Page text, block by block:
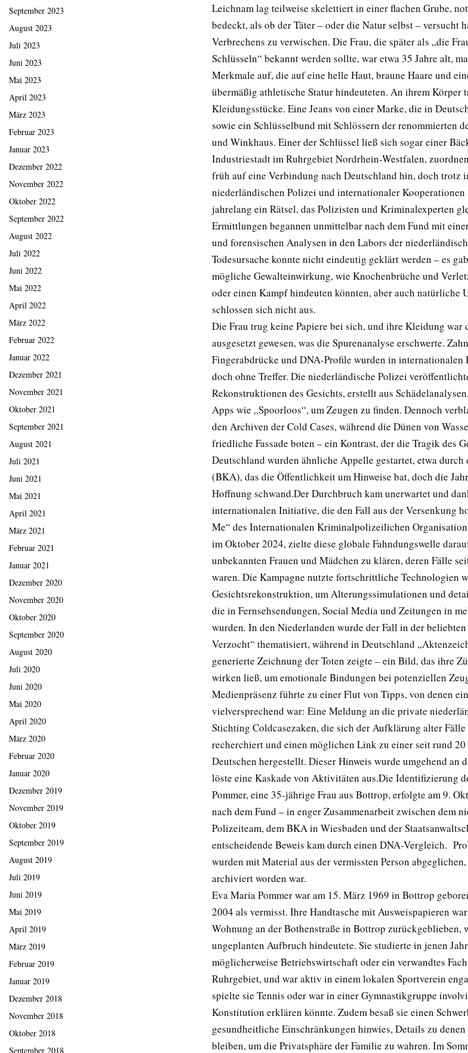
Leichnam lag teilweise skelettiert in einer flachen Grube,
bedeckt, als ob der Täter – oder die Natur selbst – versucht
Verbrechens zu verwischen. Die Frau, die später als „die
Schlüsseln“ bekannt werden sollte, war etwa 35 Jahre alt,
Merkmale auf, die auf eine helle Haut, braune Haare und
übermäßig athletische Statur hindeuteten. An ihrem Körper
Kleidungsstücke. Eine Jeans von einer Marke, die in
sowie ein Schlüsselbund mit Schlössern der renommierten
und Winkhaus. Einer der Schlüssel ließ sich sogar einer
Industriestadt im Ruhrgebiet Nordrhein-Westfalen,
früh auf eine Verbindung nach Deutschland hin, doch trotz
niederländischen Polizei und internationaler
jahrelang ein Rätsel, das Polizisten und Kriminalexperten
Ermittlungen begannen unmittelbar nach dem Fund mit
und forensischen Analysen in den Labors der
Todesursache konnte nicht eindeutig geklärt werden – es
mögliche Gewalteinwirkung, wie Knochenbrüche und
oder einen Kampf hindeuten könnten, aber auch natürliche
schlossen sich nicht aus.
Die Frau trug keine Papiere bei sich, und ihre Kleidung war
ausgesetzt gewesen, was die Spurenanalyse erschwerte.
Fingerabdrücke und DNA-Profile wurden in internationalen
doch ohne Treffer. Die niederländische Polizei
Rekonstruktionen des Gesichts, erstellt aus
Apps wie „Spoorloos“, um Zeugen zu finden. Dennoch
den Archiven der Cold Cases, während die Dünen von
friedliche Fassade boten – ein Kontrast, der die Tragik des
Deutschland wurden ähnliche Appelle gestartet, etwa
(BKA), das die Öffentlichkeit um Hinweise bat, doch die
Hoffnung schwand.Der Durchbruch kam unerwartet und
internationalen Initiative, die den Fall aus der Versenkung
Me“ des Internationalen Kriminalpolizeilichen
im Oktober 2024, zielte diese globale Fahndungswelle
unbekannten Frauen und Mädchen zu klären, deren Fälle
waren. Die Kampagne nutzte fortschrittliche Technologien
Gesichtsrekonstruktion, um Alterungssimulationen und
die in Fernsehsendungen, Social Media und Zeitungen in
wurden. In den Niederlanden wurde der Fall in der
Verzocht“ thematisiert, während in Deutschland
generierte Zeichnung der Toten zeigte – ein Bild, das ihre
wirken ließ, um emotionale Bindungen bei potenziellen
Medienpräsenz führte zu einer Flut von Tipps, von denen
vielversprechend war: Eine Meldung an die private
Stichting Coldcasezaken, die sich der Aufklärung alter
recherchiert und einen möglichen Link zu einer seit rund 20
Deutschen hergestellt. Dieser Hinweis wurde umgehend an
löste eine Kaskade von Aktivitäten aus.Die Identifizierung
Pommer, eine 35-jährige Frau aus Bottrop, erfolgte am 9.
nach dem Fund – in enger Zusammenarbeit zwischen dem
Polizeiteam, dem BKA in Wiesbaden und der
entscheidende Beweis kam durch einen DNA-Vergleich.
wurden mit Material aus der vermissten Person
archiviert worden war.
Eva Maria Pommer war am 15. März 1969 in Bottrop
2004 als vermisst. Ihre Handtasche mit Ausweispapieren
Wohnung an der Bothenstraße in Bottrop zurückgeblieben,
ungeplanten Aufbruch hindeutete. Sie studierte in jenen
möglicherweise Betriebswirtschaft oder ein verwandtes
Ruhrgebiet, und war aktiv in einem lokalen Sportverein
spielte sie Tennis oder war in einer Gymnastikgruppe
Konstitution erklären könnte. Zudem besaß sie einen
gesundheitliche Einschränkungen hinwies, Details zu
bleiben, um die Privatsphäre der Familie zu wahren. Im
September 2023
August 2023
Juli 2023
Juni 2023
Mai 2023
April 2023
März 2023
Februar 2023
Januar 2023
Dezember 2022
November 2022
Oktober 2022
September 2022
August 2022
Juli 2022
Juni 2022
Mai 2022
April 2022
März 2022
Februar 2022
Januar 2022
Dezember 2021
November 2021
Oktober 2021
September 2021
August 2021
Juli 2021
Juni 2021
Mai 2021
April 2021
März 2021
Februar 2021
Januar 2021
Dezember 2020
November 2020
Oktober 2020
September 2020
August 2020
Juli 2020
Juni 2020
Mai 2020
April 2020
März 2020
Februar 2020
Januar 2020
Dezember 2019
November 2019
Oktober 2019
September 2019
August 2019
Juli 2019
Juni 2019
Mai 2019
April 2019
März 2019
Februar 2019
Januar 2019
Dezember 2018
November 2018
Oktober 2018
September 2018